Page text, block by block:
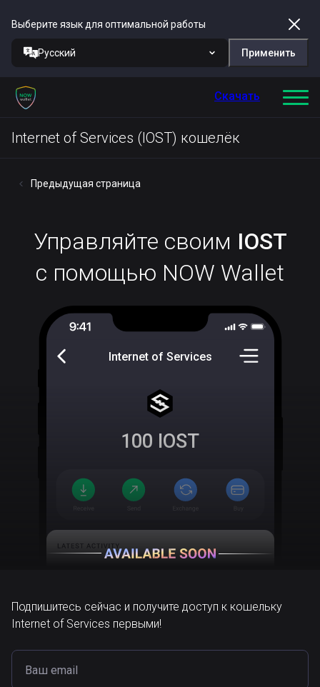
Выберите язык для оптимальной работы
Русский Применить
Скачать
Internet of Services (IOST) кошелёк
Предыдущая страница
Управляйте своим IOST
с помощью NOW Wallet
Internet of Services
100 IOST
Подпишитесь сейчас и получите доступ к кошельку
Internet of Services первыми!